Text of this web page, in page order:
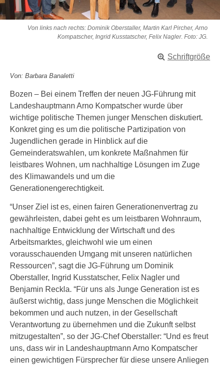
Von links nach rechts: Dominik Oberstaller, Martin Karl Pircher, Arno
Kompatscher, Ingrid Kusstatscher, Felix Nagler. Foto: JG.
Schriftgröße
Von: Barbara Banaletti
Bozen – Bei einem Treffen der neuen JG-Führung mit
Landeshauptmann Arno Kompatscher wurde über
wichtige politische Themen junger Menschen diskutiert.
Konkret ging es um die politische Partizipation von
Jugendlichen gerade in Hinblick auf die
Gemeinderatswahlen, um konkrete Maßnahmen für
leistbares Wohnen, um nachhaltige Lösungen im Zuge
des Klimawandels und um die
Generationengerechtigkeit.
“Unser Ziel ist es, einen fairen Generationenvertrag zu
gewährleisten, dabei geht es um leistbaren Wohnraum,
nachhaltige Entwicklung der Wirtschaft und des
Arbeitsmarktes, gleichwohl wie um einen
vorausschauenden Umgang mit unseren natürlichen
Ressourcen”, sagt die JG-Führung um Dominik
Oberstaller, Ingrid Kusstatscher, Felix Nagler und
Benjamin Reckla. “Für uns als Junge Generation ist es
äußerst wichtig, dass junge Menschen die Möglichkeit
bekommen und auch nutzen, in der Gesellschaft
Verantwortung zu übernehmen und die Zukunft selbst
mitzugestalten”, so der JG-Chef Oberstaller: “Und es freut
uns, dass wir in Landeshauptmann Arno Kompatscher
einen gewichtigen Fürsprecher für diese unsere Anliegen